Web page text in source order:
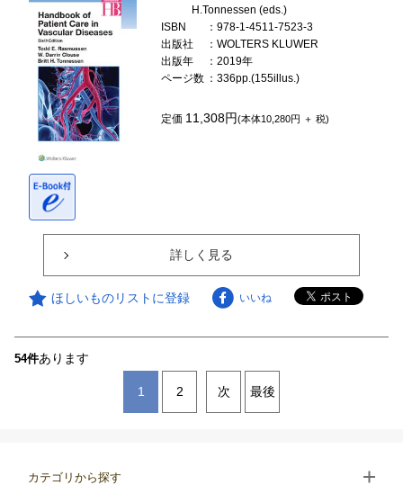
H.Tonnessen (eds.)
ISBN
：978-1-4511-7523-3
出版社
：WOLTERS KLUWER
出版年
：2019年
ページ数 ：336pp.(155illus.)
定価 11,308円(本体10,280円 ＋ 税)
詳しく見る
ほしいものリストに登録 いいね
54件あります
1 2 次 最後
カテゴリから探す